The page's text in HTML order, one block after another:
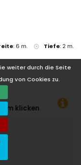
weiter durch die Seite
von Cookies zu.
: 6 m. Tiefe: 2 m.